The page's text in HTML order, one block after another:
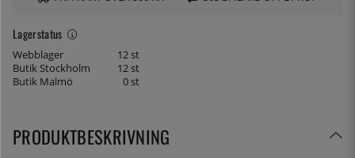
Lagerstatus
Webblager
12 st
Butik Stockholm
12 st
Butik Malmö
0 st
PRODUKTBESKRIVNING